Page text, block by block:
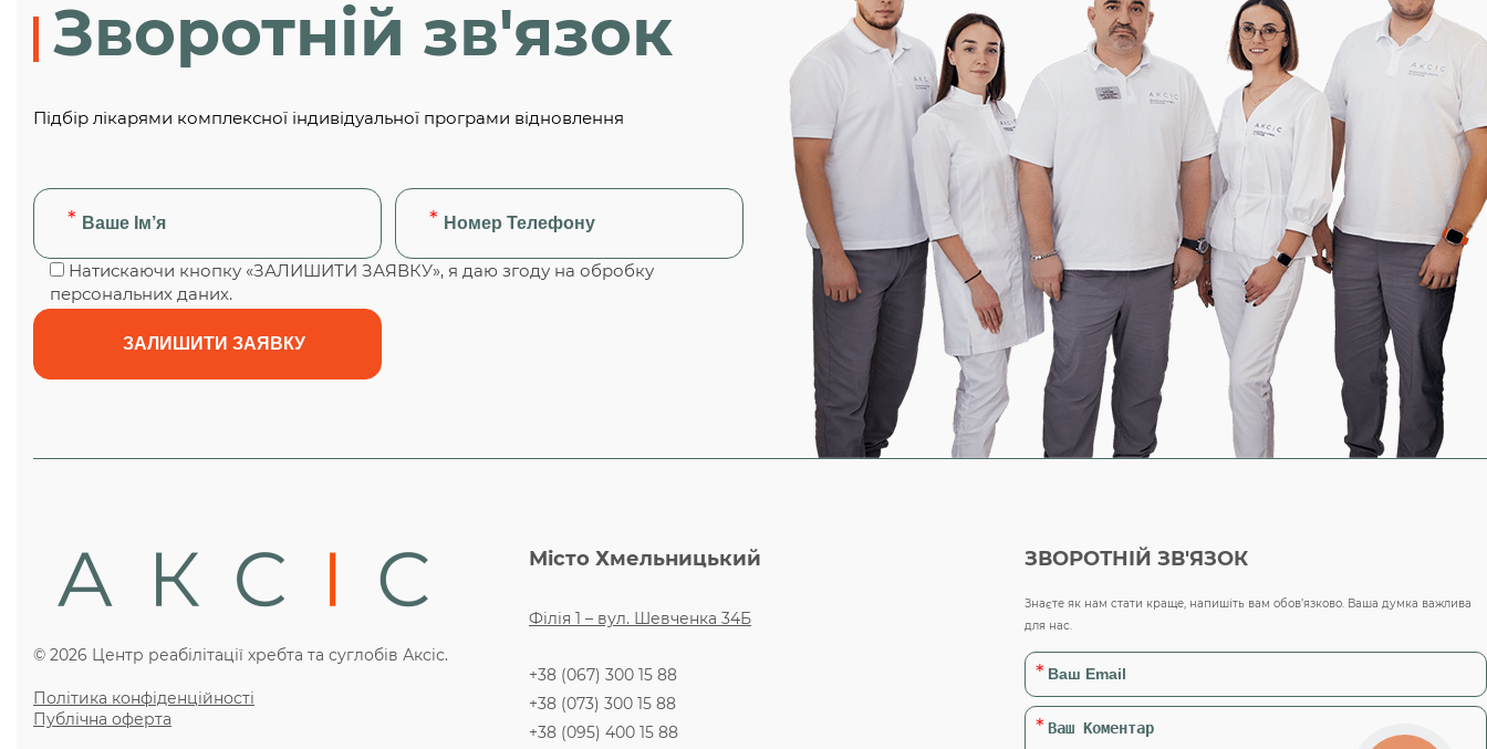
Зворотній зв'язок
Підбір лікарями комплексної індивідуальної програми відновлення
Натискаючи кнопку «ЗАЛИШИТИ ЗАЯВКУ», я даю згоду на обробку
персональних даних.
© 2026 Центр реабілітації хребта та суглобів Аксіс.
Політика конфіденційності
Публічна оферта
Місто Хмельницький
Філія 1 – вул. Шевченка 34Б
+38 (067) 300 15 88
+38 (073) 300 15 88
+38 (095) 400 15 88
ЗВОРОТНІЙ ЗВ'ЯЗОК
Знаєте як нам стати краще, напишіть вам обов’язково. Ваша думка важлива
для нас.